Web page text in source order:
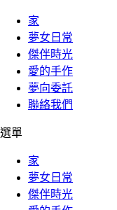
家
夢女日常
傑伴時光
愛的手作
夢向委託
聯絡我們
選單
家
夢女日常
傑伴時光